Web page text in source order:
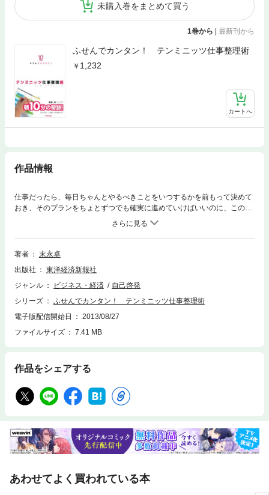
未購入巻をまとめて買う
1巻から | 最新刊から
ふせんでカンタン！ テンミニッツ仕事整理術
1,232
カートへ
作品情報
仕事だったら、毎日ちゃんとやるべきことをいつするかを前もって決めて
おき、そのプランをちょとずつでも確実に進めていけばいいのに、このほ
んのちょっとしたことができないから仕事の整理ができない。そんな人の
ための「毎日少しずつの仕事整理」を続けるためのテクニックが、本書で
紹介する「テンミニッツ仕事整理術」だ。朝、仕事前の10分をふせんを使
って段取りを考える。会社にあるふせんを使って、見える化、貼り替え、
なノウハウを全公開！
著者
末永卓
出版社
東洋経済新報社
ジャンル
ビジネス・経済
自己啓発
シリーズ
ふせんでカンタン！ テンミニッツ仕事整理術
電子版配信開始日
2013/08/27
ファイルサイズ
7.41 MB
作品をシェアする
あわせてよく買われている本